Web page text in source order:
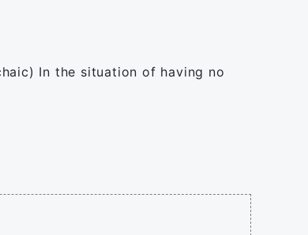
In the situation of having no